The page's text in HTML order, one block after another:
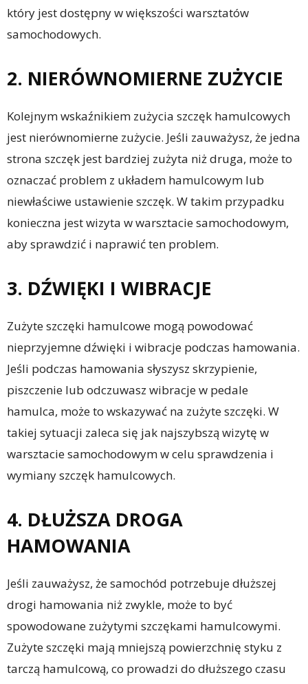
który jest dostępny w większości warsztatów
samochodowych.
2. NIERÓWNOMIERNE ZUŻYCIE
Kolejnym wskaźnikiem zużycia szczęk hamulcowych
jest nierównomierne zużycie. Jeśli zauważysz, że jedna
strona szczęk jest bardziej zużyta niż druga, może to
oznaczać problem z układem hamulcowym lub
niewłaściwe ustawienie szczęk. W takim przypadku
konieczna jest wizyta w warsztacie samochodowym,
aby sprawdzić i naprawić ten problem.
3. DŹWIĘKI I WIBRACJE
Zużyte szczęki hamulcowe mogą powodować
nieprzyjemne dźwięki i wibracje podczas hamowania.
Jeśli podczas hamowania słyszysz skrzypienie,
piszczenie lub odczuwasz wibracje w pedale
hamulca, może to wskazywać na zużyte szczęki. W
takiej sytuacji zaleca się jak najszybszą wizytę w
warsztacie samochodowym w celu sprawdzenia i
wymiany szczęk hamulcowych.
4. DŁUŻSZA DROGA
HAMOWANIA
Jeśli zauważysz, że samochód potrzebuje dłuższej
drogi hamowania niż zwykle, może to być
spowodowane zużytymi szczękami hamulcowymi.
Zużyte szczęki mają mniejszą powierzchnię styku z
tarczą hamulcową, co prowadzi do dłuższego czasu